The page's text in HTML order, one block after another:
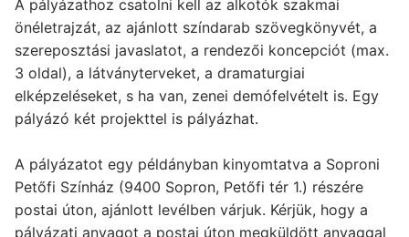
A pályázathoz csatolni kell az alkotók szakmai
önéletrajzát, az ajánlott színdarab szövegkönyvét, a
szereposztási javaslatot, a rendezői koncepciót (max.
3 oldal), a látványterveket, a dramaturgiai
elképzeléseket, s ha van, zenei demófelvételt is. Egy
pályázó két projekttel is pályázhat.
A pályázatot egy példányban kinyomtatva a Soproni
Petőfi Színház (9400 Sopron, Petőfi tér 1.) részére
postai úton, ajánlott levélben várjuk. Kérjük, hogy a
pályázati anyagot a postai úton megküldött anyaggal